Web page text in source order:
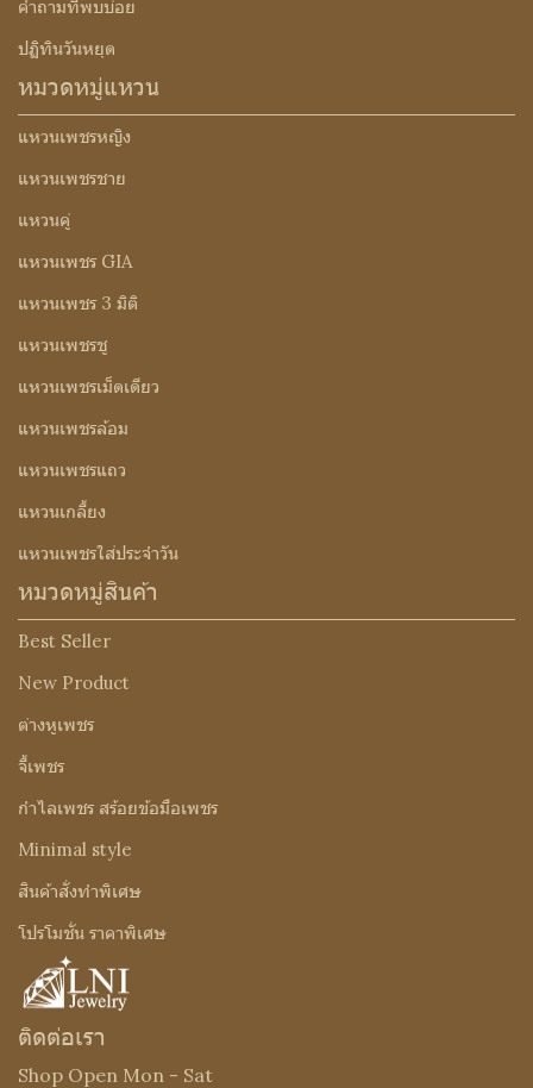
คำถามที่พบบ่อย
ปฏิทินวันหยุด
หมวดหมู่แหวน
แหวนเพชรหญิง
แหวนเพชรชาย
แหวนคู่
แหวนเพชร GIA
แหวนเพชร 3 มิติ
แหวนเพชรชู
แหวนเพชรเม็ดเดียว
แหวนเพชรล้อม
แหวนเพชรแถว
แหวนเกลี้ยง
แหวนเพชรใส่ประจำวัน
หมวดหมู่สินค้า
Best Seller
New Product
ต่างหูเพชร
จี้เพชร
กำไลเพชร สร้อยข้อมือเพชร
Minimal style
สินค้าสั่งทำพิเศษ
โปรโมชั่น ราคาพิเศษ
ติดต่อเรา
Shop Open Mon - Sat